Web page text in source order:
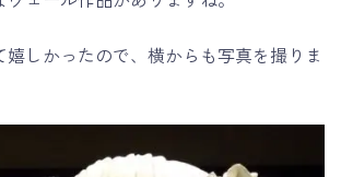
しかったので、横からも写真を撮りま